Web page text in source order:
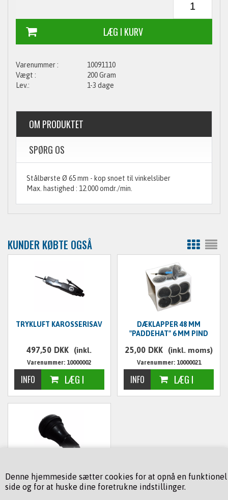
Denne hjemmeside sætter cookies for at opnå en funktionel
side og for at huske dine foretrukne indstillinger.
10091110
200 Gram
1-3 dage
OM PRODUKTET
SPØRG OS
Stålbørste Ø 65 mm - kop snoet til vinkelsliber
Max. hastighed : 12.000 omdr./min.
KUNDER KØBTE OGSÅ
TRYKLUFT KAROSSERISAV
497,50 DKK (inkl.
moms)
Varenummer: 10000002
DÆKLAPPER 48 MM
"PADDEHAT" 6 MM PIND
25,00 DKK (inkl. moms)
Varenummer: 10000021
VENTIL TIL STÅLFÆLGE 22
MM